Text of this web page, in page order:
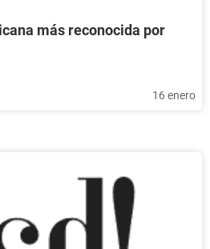
más reconocida por
16 enero